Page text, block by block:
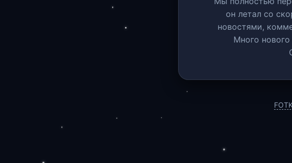
он летал со
новостями,
Много нового